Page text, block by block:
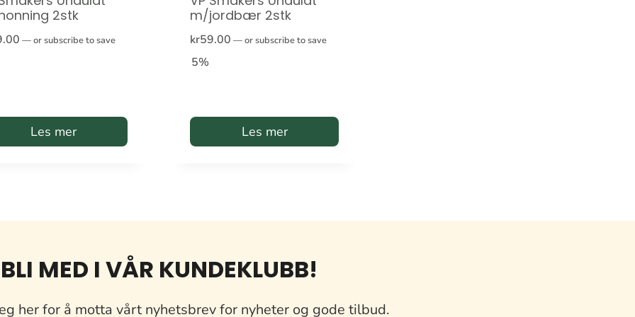
2stk
—or subscribe to save
Les mer
m/jordbær 2stk
kr59.00 —or subscribe to save
5%
Les mer
BLI MED I VÅR KUNDEKLUBB!
her for å motta vårt nyhetsbrev for nyheter og gode tilbud.